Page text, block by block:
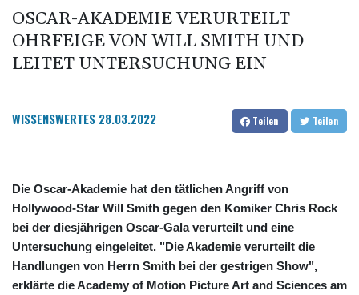
OSCAR-AKADEMIE VERURTEILT
OHRFEIGE VON WILL SMITH UND
LEITET UNTERSUCHUNG EIN
WISSENSWERTES 28.03.2022 Teilen Teilen
Die Oscar-Akademie hat den tätlichen Angriff von
Hollywood-Star Will Smith gegen den Komiker Chris Rock
bei der diesjährigen Oscar-Gala verurteilt und eine
Untersuchung eingeleitet. "Die Akademie verurteilt die
Handlungen von Herrn Smith bei der gestrigen Show",
erklärte die Academy of Motion Picture Art and Sciences am